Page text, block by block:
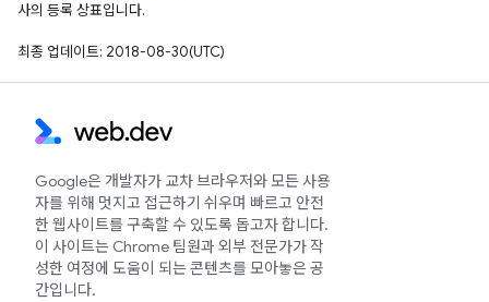
사의 등록 상표입니다.
최종 업데이트: 2018-08-30(UTC)
Google은 개발자가 교차 브라우저와 모든 사용
자를 위해 멋지고 접근하기 쉬우며 빠르고 안전
한 웹사이트를 구축할 수 있도록 돕고자 합니다.
이 사이트는 Chrome 팀원과 외부 전문가가 작
성한 여정에 도움이 되는 콘텐츠를 모아놓은 공
간입니다.